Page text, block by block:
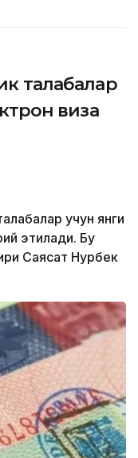
талабалар
виза
учун янги
этилади. Бу
Саясат Нурбек